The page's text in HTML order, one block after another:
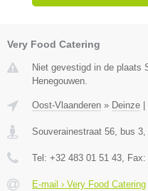
Very Food Catering
Niet gevestigd in de plaats
Henegouwen.
Oost-Vlaanderen » Deinze
Souverainestraat 56, bus 3,
Tel: +32 483 01 51 43, Fax:
E-mail › Very Food Catering